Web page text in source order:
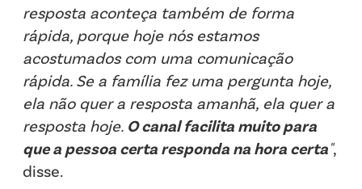
resposta aconteça também de forma
rápida, porque hoje nós estamos
acostumados com uma comunicação
rápida. Se a família fez uma pergunta hoje,
ela não quer a resposta amanhã, ela quer a
resposta hoje. O canal facilita muito para
que a pessoa certa responda na hora certa",
disse.